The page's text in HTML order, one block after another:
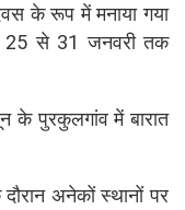
के रूप में मनाया गया
25 से 31 जनवरी तक
के पुरकुलगांव में बारात
अनेकों स्थानों पर